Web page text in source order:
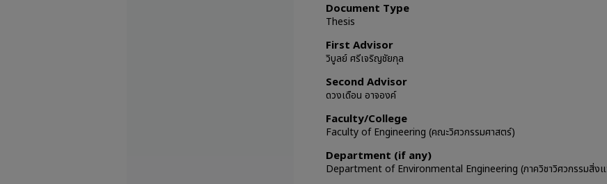
Document Type
Thesis
First Advisor
วิบูลย์ ศรีเจริญชัยกุล
Second Advisor
ดวงเดือน อาจองค์
Faculty/College
Faculty of Engineering (คณะวิศวกรรมศาสตร์)
Department (if any)
Department of Environmental Engineering (ภาควิชาวิศวกรรมสิ่ง